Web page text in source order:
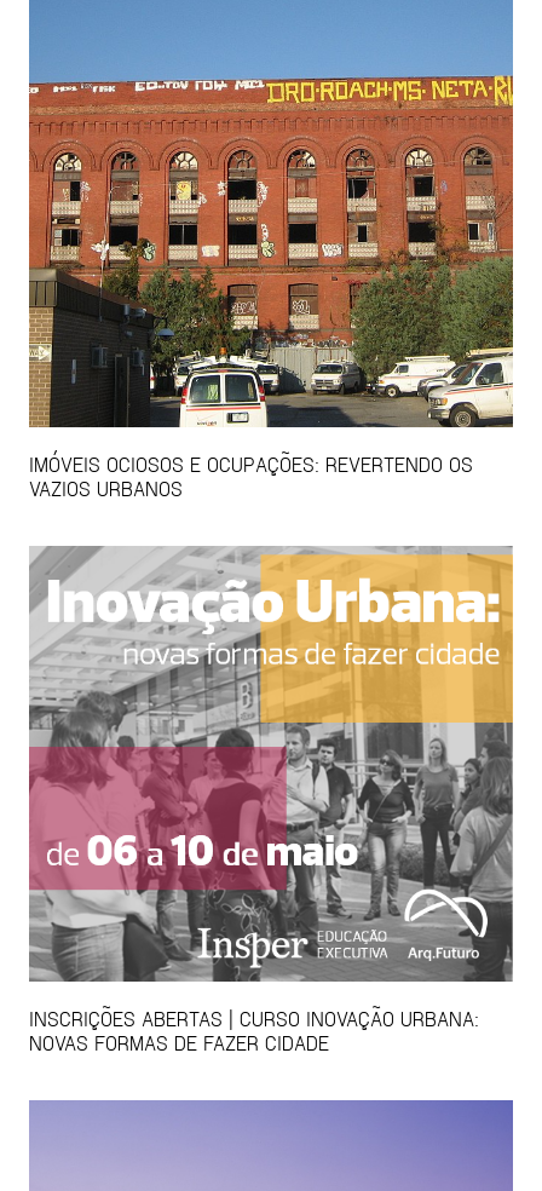
IMÓVEIS OCIOSOS E OCUPAÇÕES: REVERTENDO OS
VAZIOS URBANOS
INSCRIÇÕES ABERTAS | CURSO INOVAÇÃO URBANA:
NOVAS FORMAS DE FAZER CIDADE